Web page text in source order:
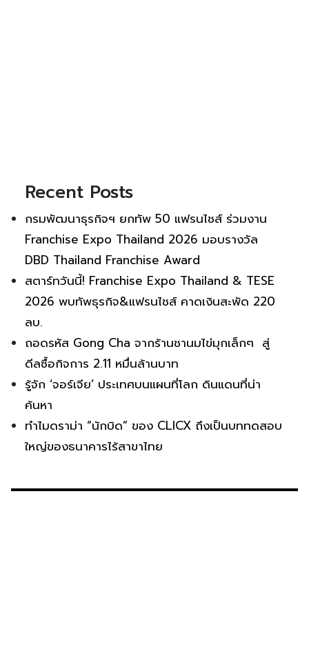
Recent Posts
กรมพัฒนาธุรกิจฯ ยกทัพ 50 แฟรนไชส์ ร่วมงาน
Franchise Expo Thailand 2026 มอบรางวัล
DBD Thailand Franchise Award
สตาร์ทวันนี้! Franchise Expo Thailand & TESE
2026 พบทัพธุรกิจ&แฟรนไชส์ คาดเงินสะพัด 220
ลบ.
ถอดรหัส Gong Cha จากร้านชานมไข่มุกเล็กๆ สู่
ดีลซื้อกิจการ 2.11 หมื่นล้านบาท
รู้จัก ‘จอร์เจีย’ ประเทศบนแผนที่โลก ดินแดนที่น่า
ค้นหา
ทำไมดราม่า “นักบิด” ของ CLICX ถึงเป็นบททดสอบ
ใหญ่ของธนาคารไร้สาขาไทย